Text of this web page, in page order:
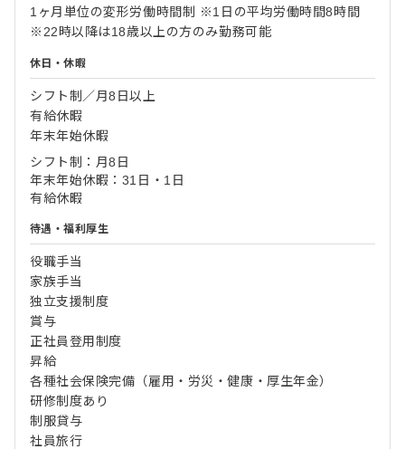
1ヶ月単位の変形労働時間制 ※1日の平均労働時間8時間
※22時以降は18歳以上の方のみ勤務可能
休日・休暇
シフト制／月8日以上
有給休暇
年末年始休暇
シフト制：月8日
年末年始休暇：31日・1日
有給休暇
待遇・福利厚生
役職手当
家族手当
独立支援制度
賞与
正社員登用制度
昇給
各種社会保険完備（雇用・労災・健康・厚生年金）
研修制度あり
制服貸与
社員旅行